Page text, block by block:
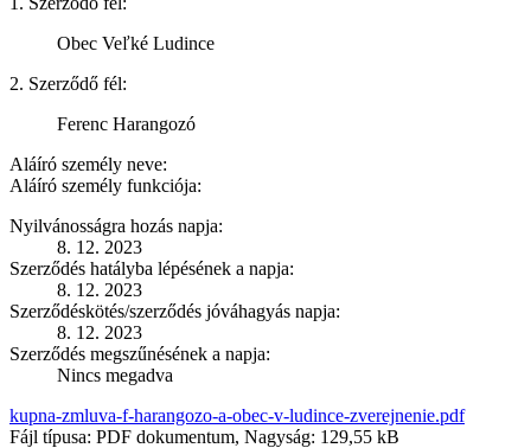
Obec Veľké Ludince
2. Szerződő fél:
Ferenc Harangozó
Aláíró személy neve:
Aláíró személy funkciója:
Nyilvánosságra hozás napja:
8. 12. 2023
Szerződés hatályba lépésének a napja:
8. 12. 2023
Szerződéskötés/szerződés jóváhagyás napja:
8. 12. 2023
Szerződés megszűnésének a napja:
Nincs megadva
kupna-zmluva-f-harangozo-a-obec-v-ludince-zverejnenie.pdf
Fájl típusa: PDF dokumentum, Nagyság: 129,55 kB